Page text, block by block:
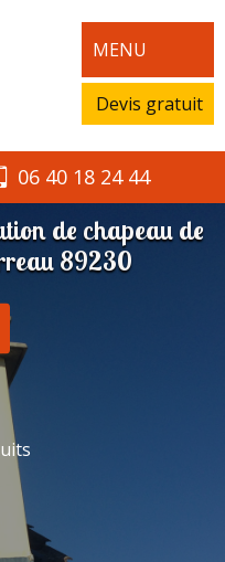
MENU
Devis gratuit
06 40 18 24 44
de chapeau de
89230